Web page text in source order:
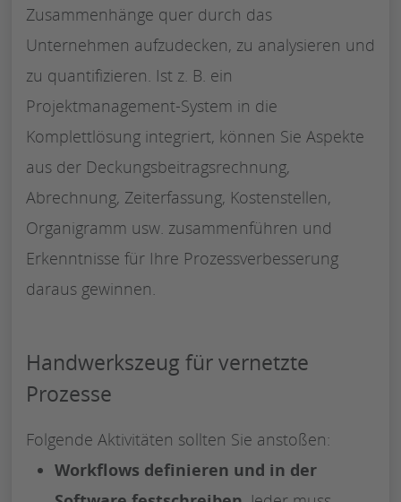
Zusammenhänge quer durch das
Unternehmen aufzudecken, zu analysieren und
zu quantifizieren. Ist z. B. ein
Projektmanagement-System in die
Komplettlösung integriert, können Sie Aspekte
aus der Deckungsbeitragsrechnung,
Abrechnung, Zeiterfassung, Kostenstellen,
Organigramm usw. zusammenführen und
Erkenntnisse für Ihre Prozessverbesserung
daraus gewinnen.
Handwerkszeug für vernetzte
Prozesse
Folgende Aktivitäten sollten Sie anstoßen:
Workflows definieren und in der